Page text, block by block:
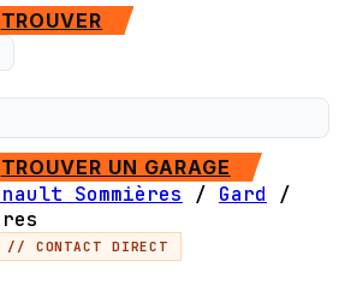
TROUVER
TROUVER UN GARAGE
Sommières / Gard
/
// CONTACT DIRECT